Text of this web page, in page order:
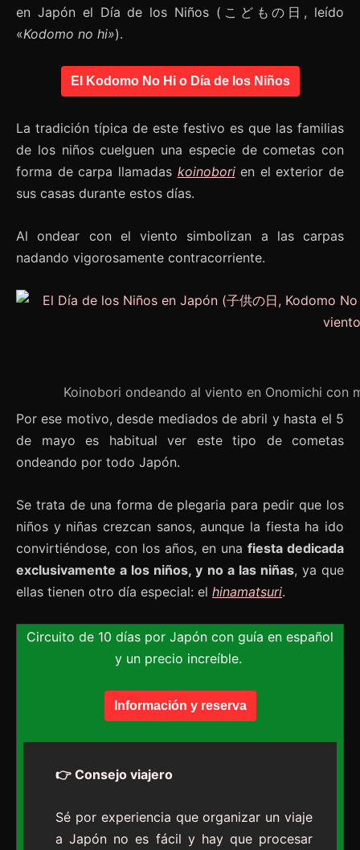
en Japón el Día de los Niños (こどもの日, leído
«Kodomo no hi»).
El Kodomo No Hi o Día de los Niños
La tradición típica de este festivo es que las familias
de los niños cuelguen una especie de cometas con
forma de carpa llamadas koinoborien el exterior de
sus casas durante estos días.
Al ondear con el viento simbolizan a las carpas
nadando vigorosamente contracorriente.
Koinobori ondeando al viento en Onomichi
Por ese motivo, desde mediados de abril y hasta el 5
de mayo es habitual ver este tipo de cometas
ondeando por todo Japón.
Se trata de una forma de plegaria para pedir que los
niños y niñas crezcan sanos, aunque la fiesta ha ido
convirtiéndose, con los años, en una fiesta dedicada
exclusivamente a los niños, y no a las niñas, ya que
ellas tienen otro día especial: el hinamatsuri.
Circuito de 10 días por Japón con guía en español
y un precio increíble.
Información y reserva
👉 Consejo viajero
Sé por experiencia que organizar un viaje
a Japón no es fácil y hay que procesar